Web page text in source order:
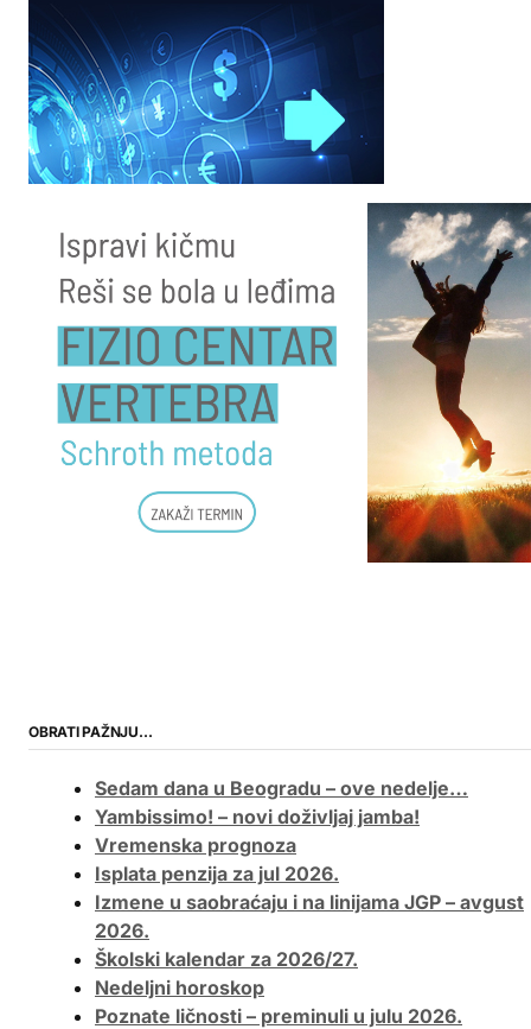
OBRATI PAŽNJU…
Sedam dana u Beogradu – ove nedelje…
Yambissimo! – novi doživljaj jamba!
Vremenska prognoza
Isplata penzija za jul 2026.
Izmene u saobraćaju i na linijama JGP – avgust
2026.
Školski kalendar za 2026/27.
Nedeljni horoskop
Poznate ličnosti – preminuli u julu 2026.